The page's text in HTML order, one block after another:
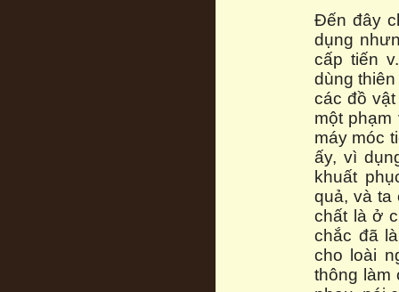
Đến đây
dụng
cấp tiến
dùng
các đồ
một
máy móc
ấy, vì
khuất
quả, và ta
chất là ở
chắc đã
cho loài
thông làm